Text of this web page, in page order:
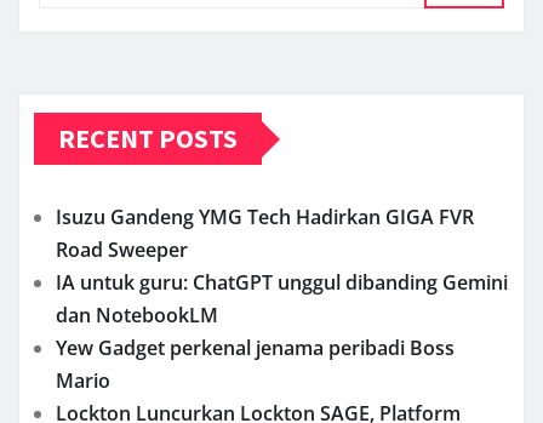
RECENT POSTS
Isuzu Gandeng YMG Tech Hadirkan GIGA FVR
Road Sweeper
IA untuk guru: ChatGPT unggul dibanding Gemini
dan NotebookLM
Yew Gadget perkenal jenama peribadi Boss
Mario
Lockton Luncurkan Lockton SAGE, Platform